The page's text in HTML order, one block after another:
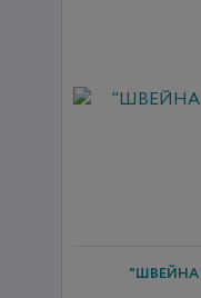
"ШВЕЙНА